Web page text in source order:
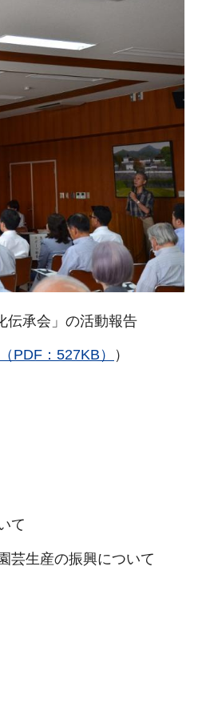
伝承会」の活動報告
PDF：527KB） ）
て
芸生産の振興について